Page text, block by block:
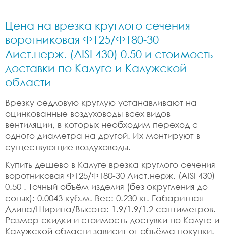
Цена на врезка круглого сечения
воротниковая Ф125/Ф180-30
Лист.нерж. (AISI 430) 0.50 и стоимость
доставки по Калуге и Калужской
области
Врезку седловую круглую устанавливают на
оцинкованные воздуховоды всех видов
вентиляции, в которых необходим переход с
одного диаметра на другой. Их монтируют в
существующие воздуховоды.
Купить дешево в Калуге врезка круглого сечения
воротниковая Ф125/Ф180-30 Лист.нерж. (AISI 430)
0.50 . Точный объём изделия (без округления до
сотых): 0.0043 куб.м. Вес: 0.230 кг. Габаритная
Длина/Ширина/Высота: 1.9/1.9/1.2 сантиметров.
Размер скидки и стоимость достувки по Калуге и
Калужской области зависит от объёма покупки.